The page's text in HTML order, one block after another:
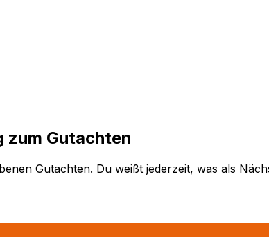
zum Gutachten
Gutachten. Du weißt jederzeit, was als